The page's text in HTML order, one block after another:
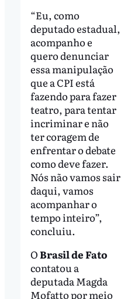
“Eu, como
deputado estadual,
acompanho e
quero denunciar
essa manipulação
que a CPI está
fazendo para fazer
teatro, para tentar
incriminar e não
ter coragem de
enfrentar o debate
como deve fazer.
Nós não vamos sair
daqui, vamos
acompanhar o
tempo inteiro”,
concluiu.
OBrasil de Fato
contatou a
deputada Magda
Mofatto por meio